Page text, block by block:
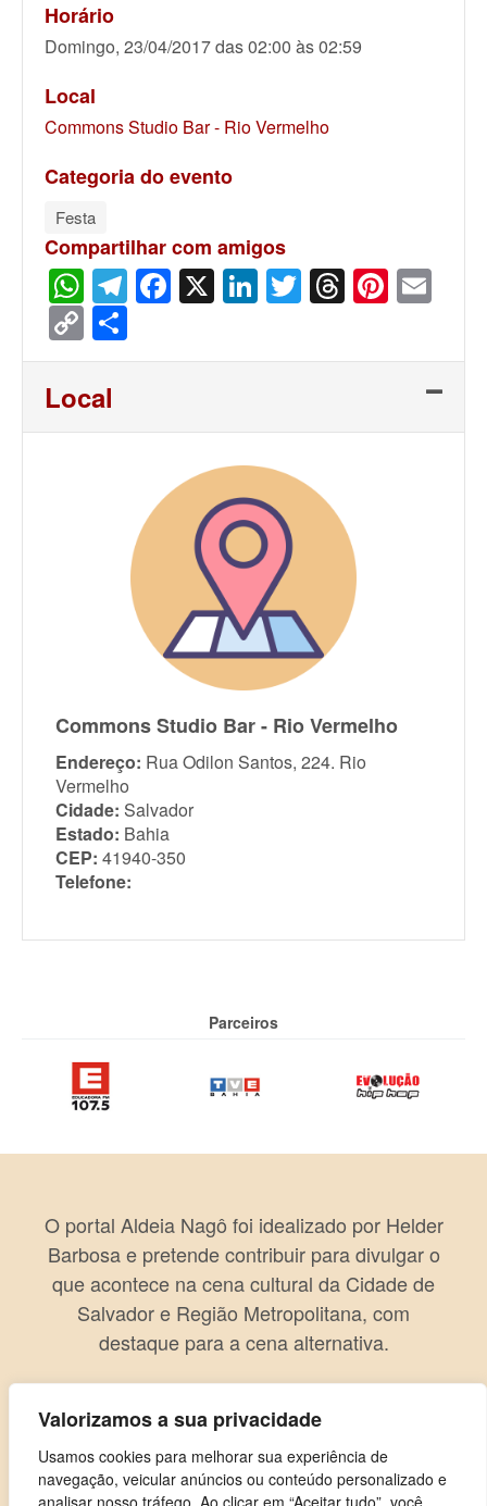
Valorizamos a sua privacidade
Usamos cookies para melhorar sua experiência de
navegação, veicular anúncios ou conteúdo personalizado e
analisar nosso tráfego. Ao clicar em “Aceitar tudo”, você
Horário
Domingo, 23/04/2017 das 02:00 às 02:59
Local
Commons Studio Bar - Rio Vermelho
Categoria do evento
Festa
Compartilhar com amigos
WhatsApp
Telegram
Facebook
X LinkedIn
Twitter
Threads
Copy
Link
Local
Commons Studio Bar - Rio Vermelho
Endereço: Rua Odilon Santos, 224. Rio
Vermelho
Cidade: Salvador
Estado: Bahia
CEP: 41940-350
Telefone:
Parceiros
O portal Aldeia Nagô foi idealizado por Helder
Barbosa e pretende contribuir para divulgar o
que acontece na cena cultural da Cidade de
Salvador e Região Metropolitana, com
destaque para a cena alternativa.